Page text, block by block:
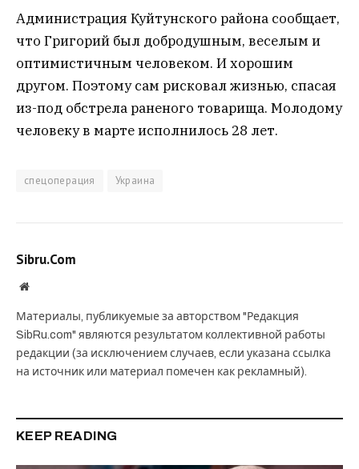
Администрация Куйтунского района сообщает,
что Григорий был добродушным, веселым и
оптимистичным человеком. И хорошим
другом. Поэтому сам рисковал жизнью, спасая
из-под обстрела раненого товарища. Молодому
человеку в марте исполнилось 28 лет.
спецоперация Украина
Sibru.Com
Website
Материалы, публикуемые за авторством "Редакция
SibRu.com" являются результатом коллективной работы
редакции (за исключением случаев, если указана ссылка
на источник или материал помечен как рекламный).
KEEP READING